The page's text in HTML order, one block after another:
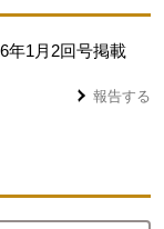
年1月2回号掲載
報告する